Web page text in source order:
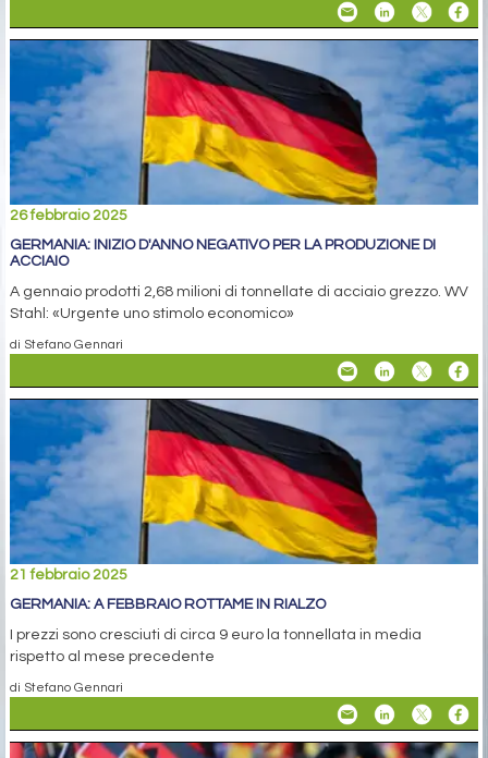
26 febbraio 2025
GERMANIA: INIZIO D'ANNO NEGATIVO PER LA PRODUZIONE DI
ACCIAIO
A gennaio prodotti 2,68 milioni di tonnellate di acciaio grezzo. WV
Stahl: «Urgente uno stimolo economico»
di Stefano Gennari
21 febbraio 2025
GERMANIA: A FEBBRAIO ROTTAME IN RIALZO
I prezzi sono cresciuti di circa 9 euro la tonnellata in media
rispetto al mese precedente
di Stefano Gennari